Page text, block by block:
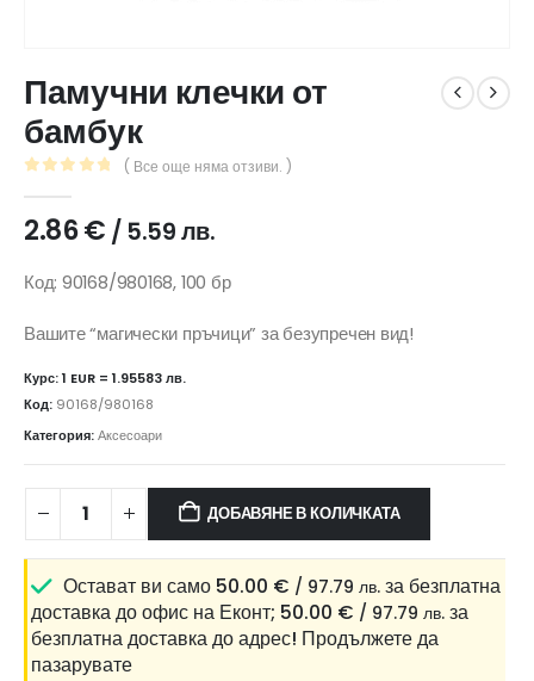
Памучни клечки от
бамбук
( Все още няма отзиви. )
2.86€ / 5.59 лв.
Код: 90168/980168, 100 бр
Вашите “магически пръчици” за безупречен вид!
Курс: 1 EUR = 1.95583 лв.
Код: 90168/980168
Категория:Аксесоари
ДОБАВЯНЕ В КОЛИЧКАТА
Остават ви само 50.00 € / 97.79 лв. за безплатна
доставка до офис на Еконт; 50.00 € / 97.79 лв. за
безплатна доставка до адрес! Продължете да
пазарувате